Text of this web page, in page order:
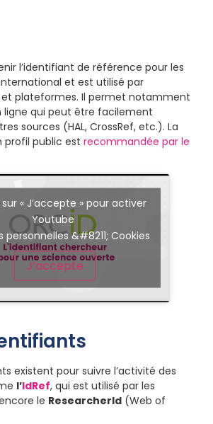
l’identifiant de référence pour les
et est utilisé par
plateformes. Il permet notamment
ligne qui peut être facilement
sources (HAL, CrossRef, etc.). La
profil public estrecommandée par le
« J’accepte » pour activer
Youtube
personnelles &#8211; Cookies
J’accepte
existent pour suivre l’activité des
l’IdRef, qui est utilisé par les
le ResearcherId (Web of